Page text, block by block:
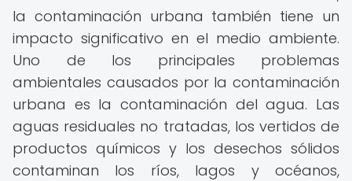
la contaminación urbana también tiene un
impacto significativo en el medio ambiente.
Uno de los principales problemas
ambientales causados por la contaminación
urbana es la contaminación del agua. Las
aguas residuales no tratadas, los vertidos de
productos químicos y los desechos sólidos
contaminan los ríos, lagos y océanos,